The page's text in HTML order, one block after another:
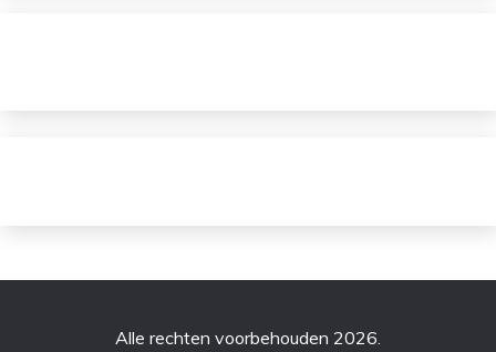
Alle rechten voorbehouden 2026.